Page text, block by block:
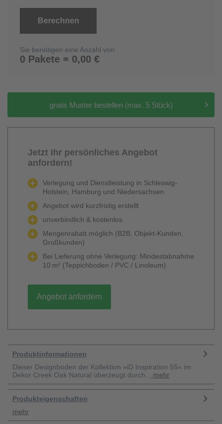
Berechnen
Sie benötigen eine Anzahl von:
0 Pakete = 0,00 €
gratis Muster bestellen (max. 5 Stück)
Jetzt Ihr persönliches Angebot
anfordern!
Verlegung und Dienstleistung in Schleswig-
Holstein, Hamburg und Niedersachsen
Angebot wird kurzfristig erstellt
unverbindlich & kostenlos
Mengenrabatt möglich (B2B, Objekt-Kunden,
Großkunden)
Bei Lieferung ohne Verlegung: Mindestabnahme
10 m² (Teppichboden / PVC / Linoleum)
Angebot anfordern
Produktinformationen
Dieser Designboden der Kollektion »iD Inspiration 55« im
Dekor Creek Oak Natural überzeugt durch...
mehr
Produkteigenschaften
mehr